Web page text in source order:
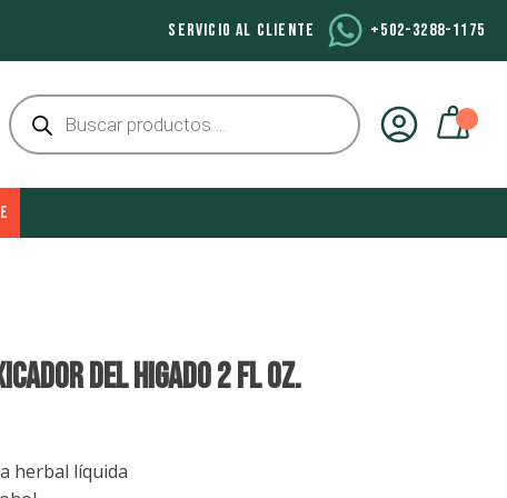
SERVICIO AL CLIENTE +502-3288-1175
Búsqueda
de
productos
DEL HIGADO 2 fl oz.
herbal líquida